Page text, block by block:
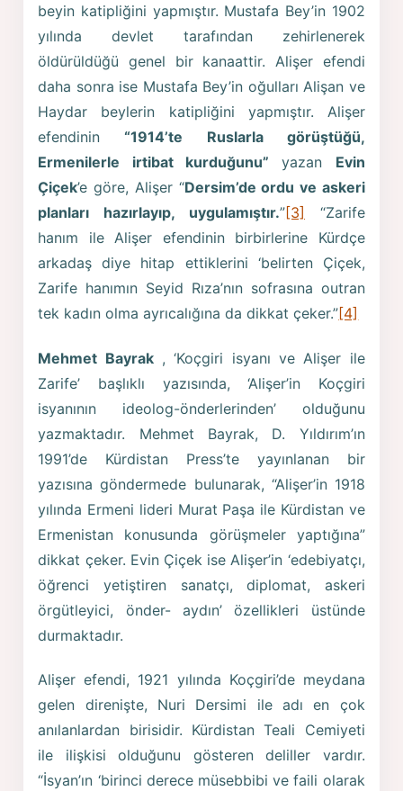
beyin katipliğini yapmıştır. Mustafa Bey’in 1902
yılında devlet tarafından zehirlenerek
öldürüldüğü genel bir kanaattir. Alişer efendi
daha sonra ise Mustafa Bey’in oğulları Alişan ve
Haydar beylerin katipliğini yapmıştır. Alişer
efendinin“1914’te Ruslarla görüştüğü,
Ermenilerle irtibat kurduğunu” yazan Evin
Çiçek’e göre, Alişer “Dersim’de ordu ve askeri
planları hazırlayıp, uygulamıştır.”[3]
“Zarife
hanım ile Alişer efendinin birbirlerine Kürdçe
arkadaş diye hitap ettiklerini ‘belirten Çiçek,
Zarife hanımın Seyid Rıza’nın sofrasına outran
tek kadın olma ayrıcalığına da dikkat çeker.”[4]
Mehmet Bayrak, ‘Koçgiri isyanı ve Alişer ile
Zarife’ başlıklı yazısında, ‘Alişer’in Koçgiri
isyanının ideolog-önderlerinden’ olduğunu
yazmaktadır. Mehmet Bayrak, D. Yıldırım’ın
1991’de Kürdistan Press’te yayınlanan bir
yazısına göndermede bulunarak, “Alişer’in 1918
yılında Ermeni lideri Murat Paşa ile Kürdistan ve
Ermenistan konusunda görüşmeler yaptığına”
dikkat çeker. Evin Çiçek ise Alişer’in ‘edebiyatçı,
öğrenci yetiştiren sanatçı, diplomat, askeri
örgütleyici, önder- aydın’ özellikleri üstünde
durmaktadır.
Alişer efendi, 1921 yılında Koçgiri’de meydana
gelen direnişte, Nuri Dersimi ile adı en çok
anılanlardan birisidir. Kürdistan Teali Cemiyeti
ile ilişkisi olduğunu gösteren deliller vardır.
“İsyan’ın ‘birinci derece müsebbibi ve faili olarak